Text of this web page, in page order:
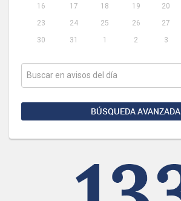
16
17 18 19 20
23
24 25 26 27
30
31 1 2 3
BÚSQUEDA AVANZADA